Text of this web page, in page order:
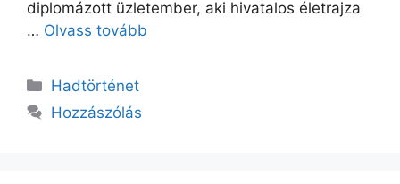
diplomázott üzletember, aki hivatalos életrajza
… Olvass tovább
Kategória
Hadtörténet
Hozzászólás